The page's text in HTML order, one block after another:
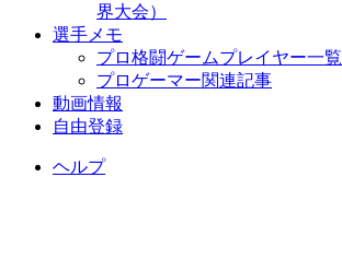
界大会）
選手メモ
プロ格闘ゲームプレイヤー一覧
プロゲーマー関連記事
動画情報
自由登録
ヘルプ